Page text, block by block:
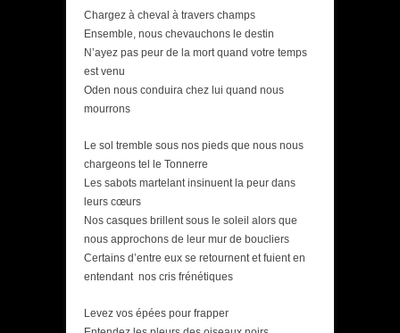
Chargez à cheval à travers champs
Ensemble, nous chevauchons le destin
N’ayez pas peur de la mort quand votre temps
est venu
Oden nous conduira chez lui quand nous
mourrons
Le sol tremble sous nos pieds que nous nous
chargeons tel le Tonnerre
Les sabots martelant insinuent la peur dans
leurs cœurs
Nos casques brillent sous le soleil alors que
nous approchons de leur mur de boucliers
Certains d’entre eux se retournent et fuient en
entendant nos cris frénétiques
Levez vos épées pour frapper